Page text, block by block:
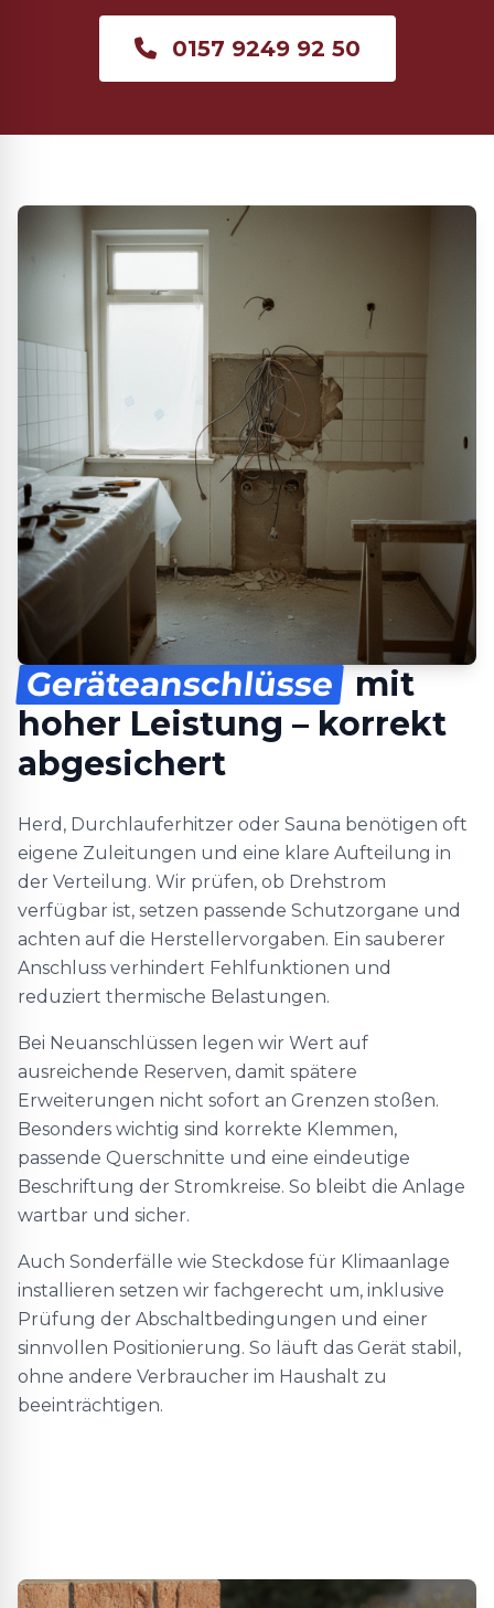
0157 9249 92 50
Geräteanschlüsse
mit
hoher Leistung – korrekt
abgesichert
Herd, Durchlauferhitzer oder Sauna benötigen oft
eigene Zuleitungen und eine klare Aufteilung in
der Verteilung. Wir prüfen, ob Drehstrom
verfügbar ist, setzen passende Schutzorgane und
achten auf die Herstellervorgaben. Ein sauberer
Anschluss verhindert Fehlfunktionen und
reduziert thermische Belastungen.
Bei Neuanschlüssen legen wir Wert auf
ausreichende Reserven, damit spätere
Erweiterungen nicht sofort an Grenzen stoßen.
Besonders wichtig sind korrekte Klemmen,
passende Querschnitte und eine eindeutige
Beschriftung der Stromkreise. So bleibt die Anlage
wartbar und sicher.
Auch Sonderfälle wie Steckdose für Klimaanlage
installieren setzen wir fachgerecht um, inklusive
Prüfung der Abschaltbedingungen und einer
sinnvollen Positionierung. So läuft das Gerät stabil,
ohne andere Verbraucher im Haushalt zu
beeinträchtigen.